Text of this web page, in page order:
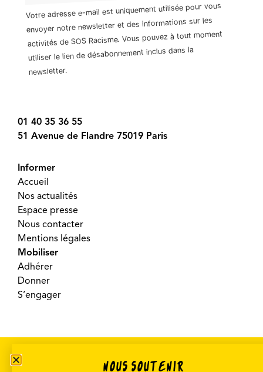
Votre adresse e-mail est uniquement utilisée pour vous
envoyer notre newsletter et des informations sur les
activités de SOS Racisme. Vous pouvez à tout moment
utiliser le lien de désabonnement inclus dans la
newsletter.
01 40 35 36 55
51 Avenue de Flandre 75019 Paris
Informer
Accueil
Nos actualités
Espace presse
Nous contacter
Mentions légales
Mobiliser
Adhérer
Donner
S’engager
NOUS SOUTENIR